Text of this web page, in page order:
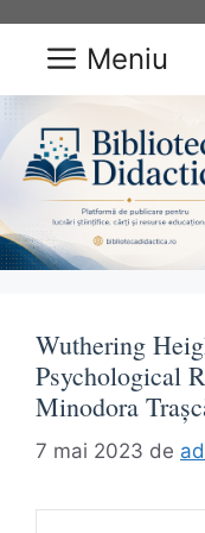
conținut Meniu
Wuthering
Psychological
Minodora
7 mai 2023 de